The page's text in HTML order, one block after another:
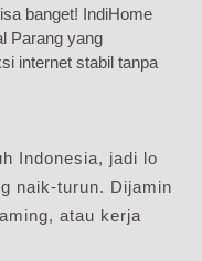
banget! IndiHome
Parang yang
internet stabil tanpa
Indonesia, jadi lo
naik-turun. Dijamin
atau kerja